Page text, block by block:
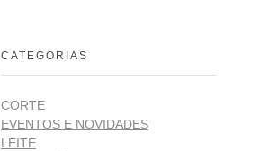
CATEGORIAS
CORTE
EVENTOS E NOVIDADES
LEITE